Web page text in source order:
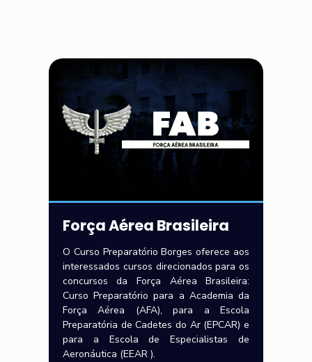
Força Aérea Brasileira
O Curso Preparatório Borges oferece aos
interessados cursos direcionados para os
concursos da Força Aérea Brasileira:
Curso Preparatório para a Academia da
Força Aérea (AFA), para a Escola
Preparatória de Cadetes do Ar (EPCAR) e
para a Escola de Especialistas de
Aeronáutica (EEAR ).